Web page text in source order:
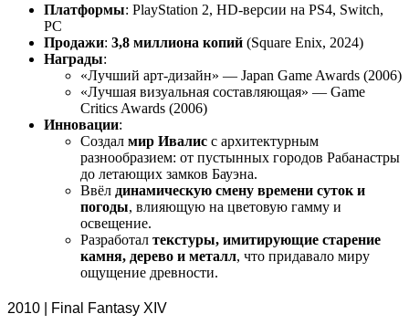
Платформы: PlayStation 2, HD-версии на PS4, Switch,
PC
Продажи: 3,8 миллиона копий (Square Enix, 2024)
Награды:
«Лучший арт-дизайн» — Japan Game Awards (2006)
«Лучшая визуальная составляющая» — Game
Critics Awards (2006)
Инновации:
Создал мир Ивалис с архитектурным
разнообразием: от пустынных городов Рабанастры
до летающих замков Бауэна.
Ввёл динамическую смену времени суток и
погоды, влияющую на цветовую гамму и
освещение.
Разработал текстуры, имитирующие старение
камня, дерево и металл, что придавало миру
ощущение древности.
2010 | Final Fantasy XIV